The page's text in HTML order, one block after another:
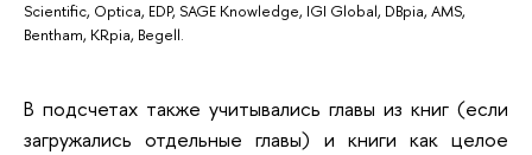
Scientific, Optica, EDP, SAGE Knowledge, IGI Global, DBpia, AMS,
Bentham, KRpia, Begell.
В подсчетах также учитывались главы из книг (если
загружались отдельные главы) и книги как целое